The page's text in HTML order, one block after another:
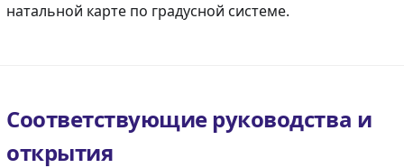
натальной карте по градусной системе.
Соответствующие руководства и
открытия